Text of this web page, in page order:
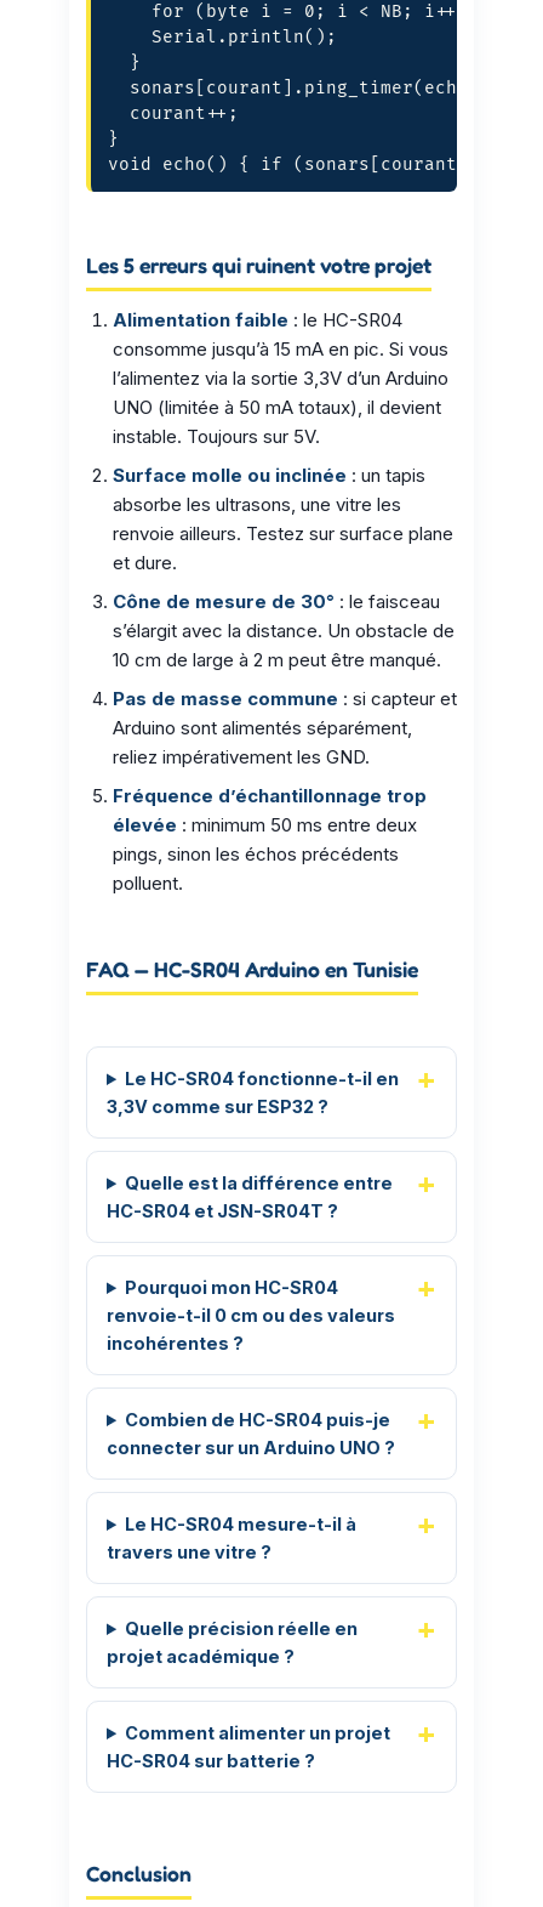
for (byte i = 0; i < NB; i++) {
    Serial.println();
  }
  sonars[courant].ping_timer(echo);
  courant++;
}
void echo() { if (sonars[courant -
Les 5 erreurs qui ruinent votre projet
Alimentation faible : le HC-SR04
consomme jusqu’à 15 mA en pic. Si vous
l’alimentez via la sortie 3,3V d’un Arduino
UNO (limitée à 50 mA totaux), il devient
instable. Toujours sur 5V.
Surface molle ou inclinée : un tapis
absorbe les ultrasons, une vitre les
renvoie ailleurs. Testez sur surface plane
et dure.
Cône de mesure de 30° : le faisceau
s’élargit avec la distance. Un obstacle de
10 cm de large à 2 m peut être manqué.
Pas de masse commune : si capteur et
Arduino sont alimentés séparément,
reliez impérativement les GND.
Fréquence d’échantillonnage trop
élevée : minimum 50 ms entre deux
pings, sinon les échos précédents
polluent.
FAQ — HC-SR04 Arduino en Tunisie
Le HC-SR04 fonctionne-t-il en
3,3V comme sur ESP32 ?
Quelle est la différence entre
HC-SR04 et JSN-SR04T ?
Pourquoi mon HC-SR04
renvoie-t-il 0 cm ou des valeurs
incohérentes ?
Combien de HC-SR04 puis-je
connecter sur un Arduino UNO ?
Le HC-SR04 mesure-t-il à
travers une vitre ?
Quelle précision réelle en
projet académique ?
Comment alimenter un projet
HC-SR04 sur batterie ?
Conclusion